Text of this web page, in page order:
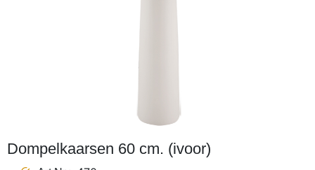
Dompelkaarsen 60 cm. (ivoor)